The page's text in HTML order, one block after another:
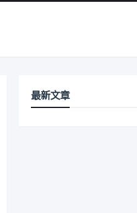
最新文章